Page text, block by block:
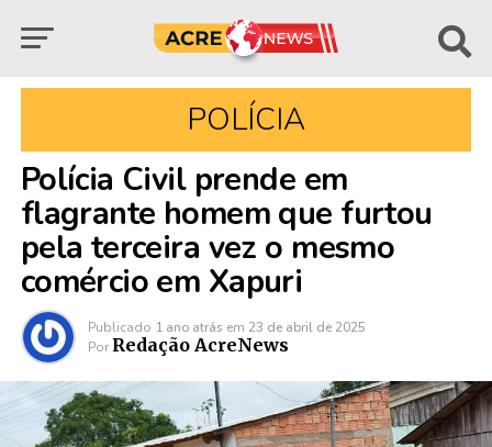
POLÍCIA
Polícia Civil prende em
flagrante homem que furtou
pela terceira vez o mesmo
comércio em Xapuri
Publicado 1 ano atrás em 23 de abril de 2025
Por Redação AcreNews